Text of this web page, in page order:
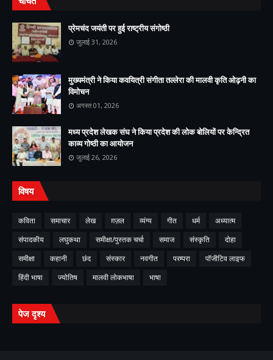
प्रेमचंद जयंती पर हुई राष्ट्रीय संगोष्ठी
जुलाई 31, 2026
मुख्यमंत्री ने किया कवयित्री संगीता तल्लेरा की मालवी कृति ओढ़नी का
विमोचन
अगस्त 01, 2026
मध्य प्रदेश लेखक संघ ने किया प्रदेश की लोक बोलियों पर केन्द्रित
काव्य गोष्ठी का आयोजन
जुलाई 26, 2026
विषय
कविता समाचार लेख ग़ज़ल व्यंग्य गीत धर्म
अध्यात्म
संपादकीय
लघुकथा समीक्षा/पुस्तक चर्चा समाज संस्कृति
दोहा
समीक्षा
कहानी छंद संस्कार नवगीत परम्परा
पॉजीटिव लाइफ
हिंदी भाषा
ज्योतिष मालवी लोकभाषा भाषा
पेज दृश्य